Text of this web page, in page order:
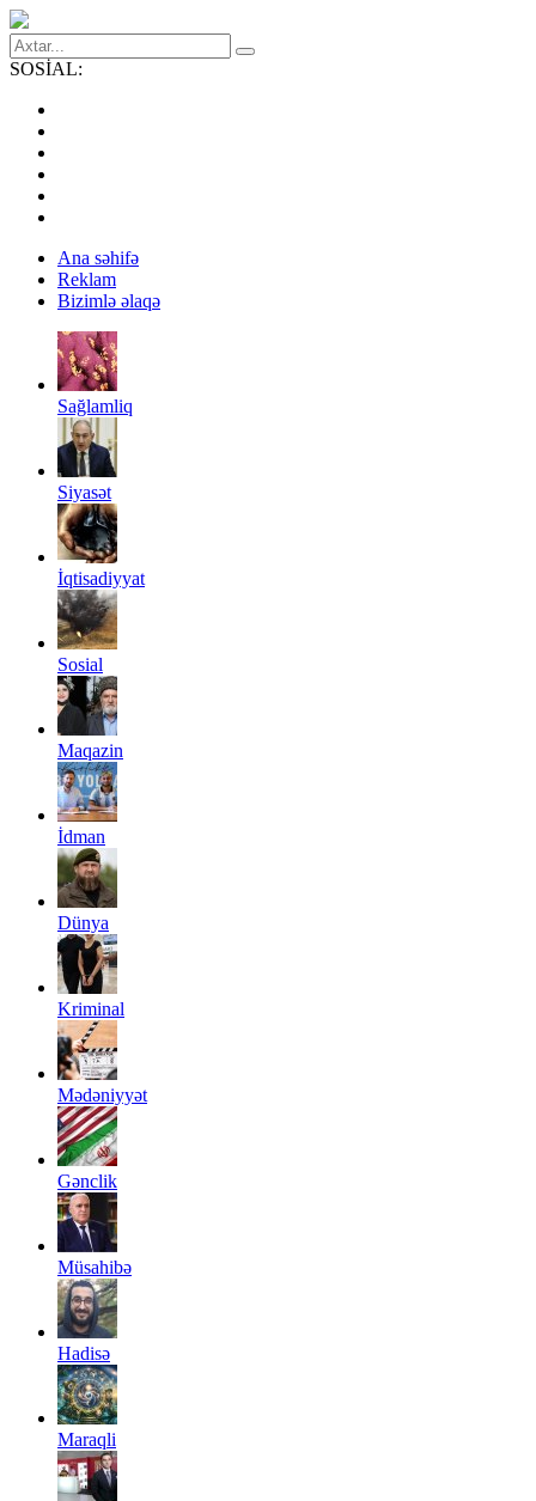
SOSİAL:
Ana səhifə
Reklam
Bizimlə əlaqə
Sağlamliq
Siyasət
İqtisadiyyat
Sosial
Maqazin
İdman
Dünya
Kriminal
Mədəniyyət
Gənclik
Müsahibə
Hadisə
Maraqli